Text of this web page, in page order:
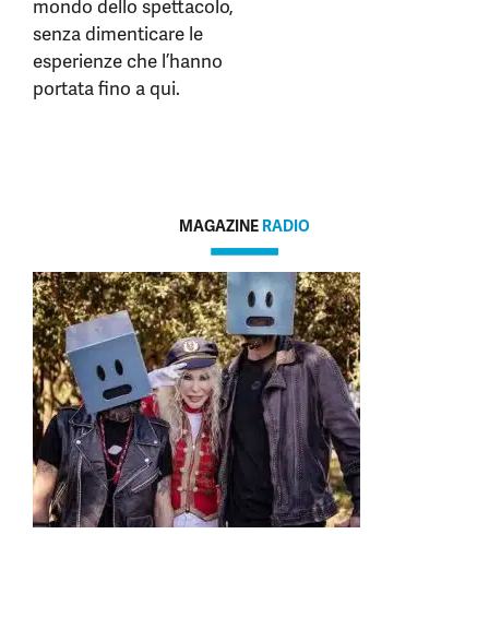
mondo dello spettacolo,
senza dimenticare le
esperienze che l’hanno
portata fino a qui.
MAGAZINE RADIO